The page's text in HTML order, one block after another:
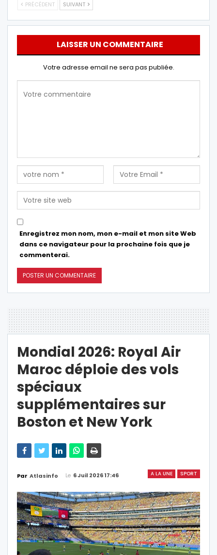
PRÉCÉDENT SUIVANT
LAISSER UN COMMENTAIRE
Votre adresse email ne sera pas publiée.
Enregistrez mon nom, mon e-mail et mon site Web
dans ce navigateur pour la prochaine fois que je
commenterai.
Mondial 2026: Royal Air
Maroc déploie des vols
spéciaux
supplémentaires sur
Boston et New York
A LA UNE SPORT
Par Atlasinfo Le 6 Juil 2026 17:46